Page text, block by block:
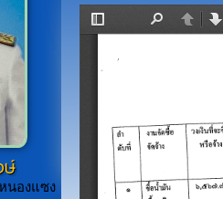
นองแซง